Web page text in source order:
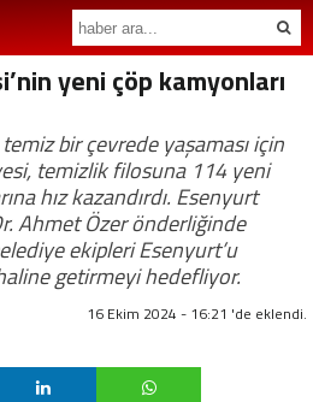
yeni çöp kamyonları
temiz bir çevrede yaşaması için
temizlik filosuna 114 yeni
hız kazandırdı. Esenyurt
Ahmet Özer önderliğinde
ekipleri Esenyurt’u
getirmeyi hedefliyor.
16 Ekim 2024 - 16:21 'de eklendi.